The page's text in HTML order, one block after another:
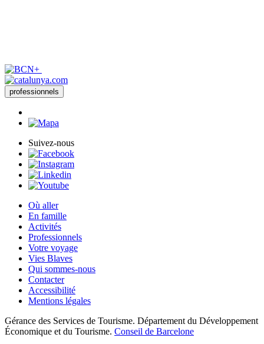
professionnels
Suivez-nous
Où aller
En famille
Activités
Professionnels
Votre voyage
Vies Blaves
Qui sommes-nous
Contacter
Accessibilité
Mentions légales
Gérance des Services de Tourisme. Département du Développement
Économique et du Tourisme. Conseil de Barcelone